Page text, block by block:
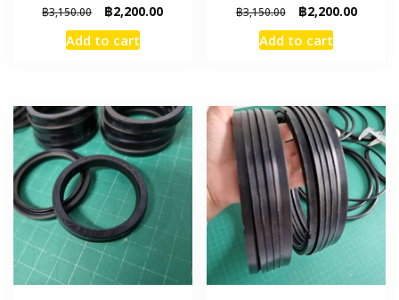
฿3,150.00
Original
price
was:
฿2,200.00Current
Add to cart
฿3,150.00
Original
price
was:
฿2,200.00Current
Add to cart